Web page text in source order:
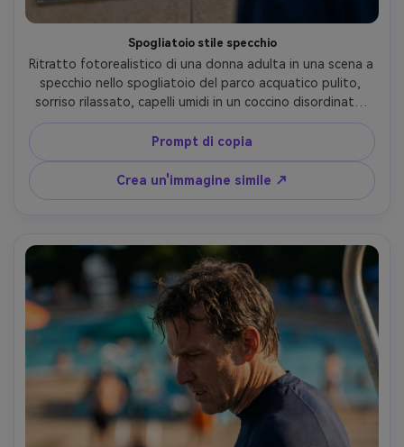
Spogliatoio stile specchio
Ritratto fotorealistico di una donna adulta in una scena a
specchio nello spogliatoio del parco acquatico pulito,
sorriso rilassato, capelli umidi in un coccino disordinato,
copertura sportiva per il nuoto, goccioline d'acqua sottili
sul collo, calda illuminazione interna con lampadine
pratiche e riempimento morbido, Nikon Z6 II, 50mm f/1.8,
cornice vicino al ritratto, umore autentico casual, trama
realistica della pelle, riflessi accurati, gradazione dei colori
Prompt di copia
Crea un'immagine simile ↗